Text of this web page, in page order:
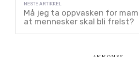
Må jeg ta oppvasken for
at mennesker skal bli frelst?